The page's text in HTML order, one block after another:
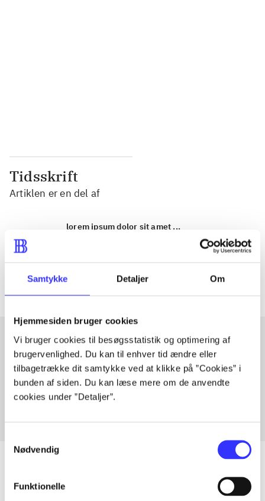
Samtykke Detaljer Om
Hjemmesiden bruger cookies
Vi bruger cookies til besøgsstatistik og optimering af
brugervenlighed. Du kan til enhver tid ændre eller
tilbagetrække dit samtykke ved at klikke på ”Cookies” i
bunden af siden. Du kan læse mere om de anvendte
cookies under ”Detaljer”.
Nødvendig
Funktionelle
Tidsskrift
Artiklen er en del af
lorem ipsum dolor sit amet ...
Artikler med samme emner
Fra